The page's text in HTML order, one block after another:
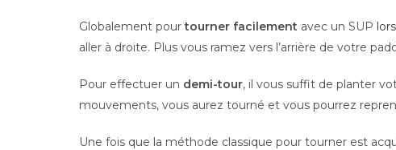
Globalement pourtourner facilement avec un SUP
aller à droite. Plus vous ramez vers l’arrière de votre
Pour effectuer un demi-tour, il vous suffit de planter
mouvements, vous aurez tourné et vous pourrez
Une fois que la méthode classique pour tourner est